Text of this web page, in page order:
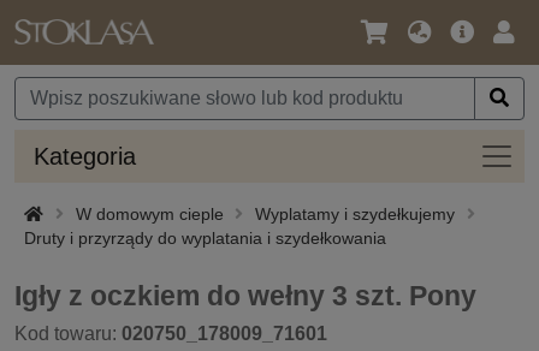
Język
Waluta
Oferta
Kategoria
W domowym cieple
Wyplatamy i szydełkujemy
Druty i przyrządy do wyplatania i szydełkowania
Igły z oczkiem do wełny 3 szt. Pony
Kod towaru: 020750_178009_71601